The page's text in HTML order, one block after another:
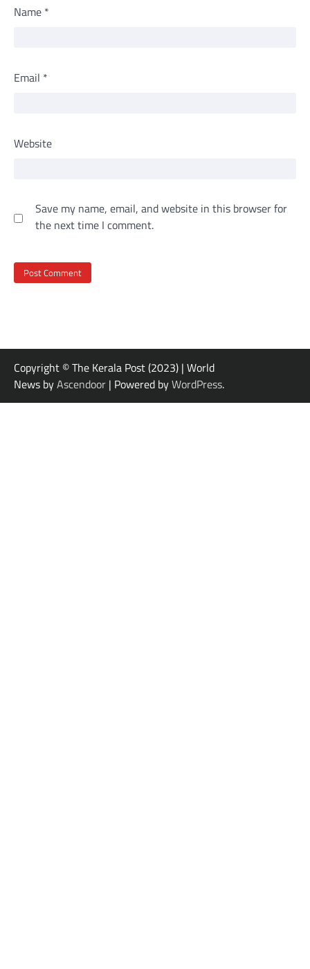
Name *
Email *
Website
Save my name, email, and website in this browser for
the next time I comment.
Copyright © The Kerala Post (2023) | World
News byAscendoor | Powered byWordPress.